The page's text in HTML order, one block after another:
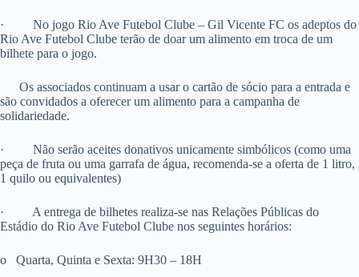
·
No jogo Rio Ave Futebol Clube – Gil Vicente FC os adeptos do
Rio Ave Futebol Clube terão de doar um alimento em troca de um
bilhete para o jogo.
Os associados continuam a usar o cartão de sócio para a entrada e
são convidados a oferecer um alimento para a campanha de
solidariedade.
·
Não serão aceites donativos unicamente simbólicos (como uma
peça de fruta ou uma garrafa de água, recomenda-se a oferta de 1 litro,
1 quilo ou equivalentes)
·
A entrega de bilhetes realiza-se nas Relações Públicas do
Estádio do Rio Ave Futebol Clube nos seguintes horários:
o Quarta, Quinta e Sexta: 9H30 – 18H